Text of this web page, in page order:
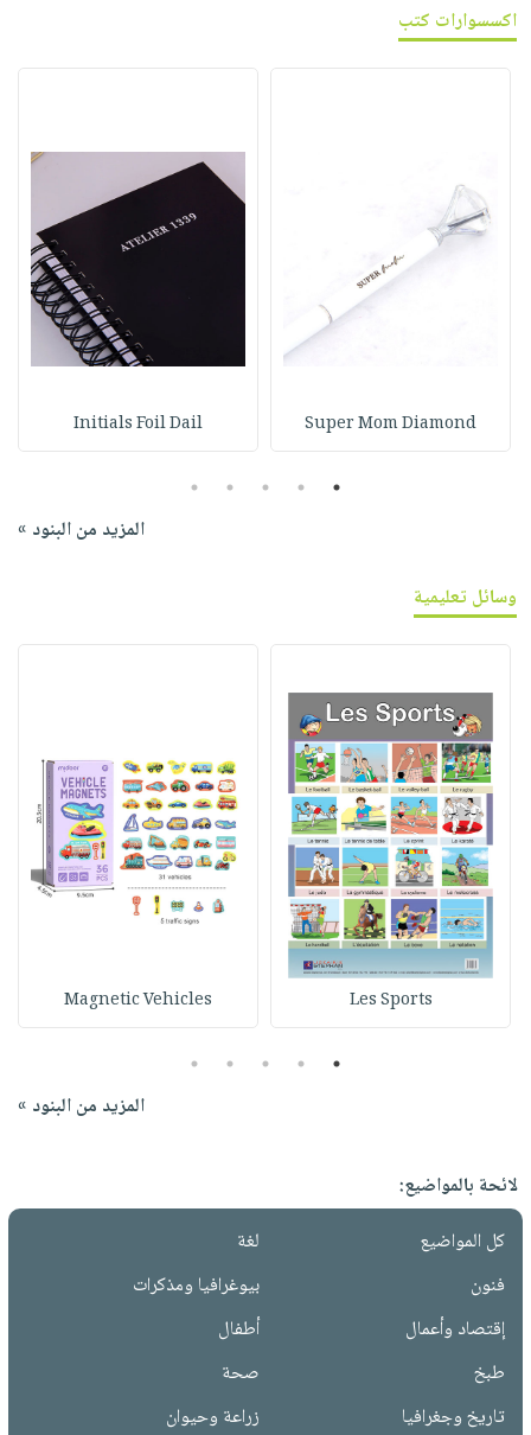
اكسسوارات كتب
Super Mom Diamond
Initials Foil Dail
1
2
3
4
5
المزيد من البنود »
وسائل تعليمية
Les Sports
Magnetic Vehicles
1
2
3
4
5
المزيد من البنود »
لائحة بالمواضيع:
كل المواضيع
لغة
فنون
بيوغرافيا ومذكرات
إقتصاد وأعمال
أطفال
طبخ
صحة
تاريخ وجغرافيا
زراعة وحيوان